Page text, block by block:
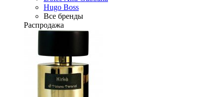
Hugo Boss
Все бренды
Распродажа